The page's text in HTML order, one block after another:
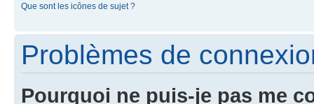
Que sont les icônes de sujet ?
Problèmes de
Pourquoi ne puis-je pas me